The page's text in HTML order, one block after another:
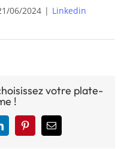
06/2024 | Linkedin
votre plate-
!
PinterestEmail